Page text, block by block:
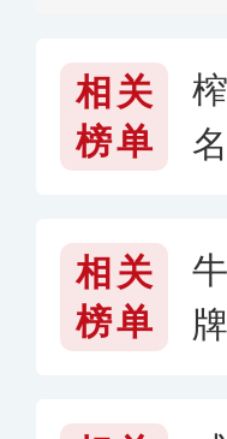
相关
榜单
相关
榜单